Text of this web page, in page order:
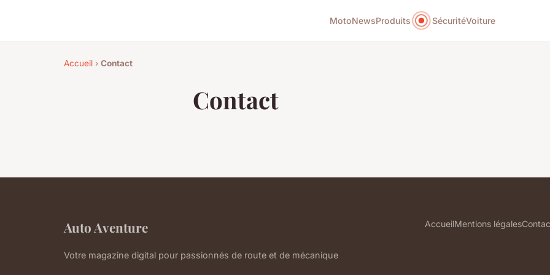
MotoNewsProduits SécuritéVoiture
Accueil › Contact
Contact
Auto Aventure
Votre magazine digital pour passionnés de route et de mécanique
AccueilMentions légales